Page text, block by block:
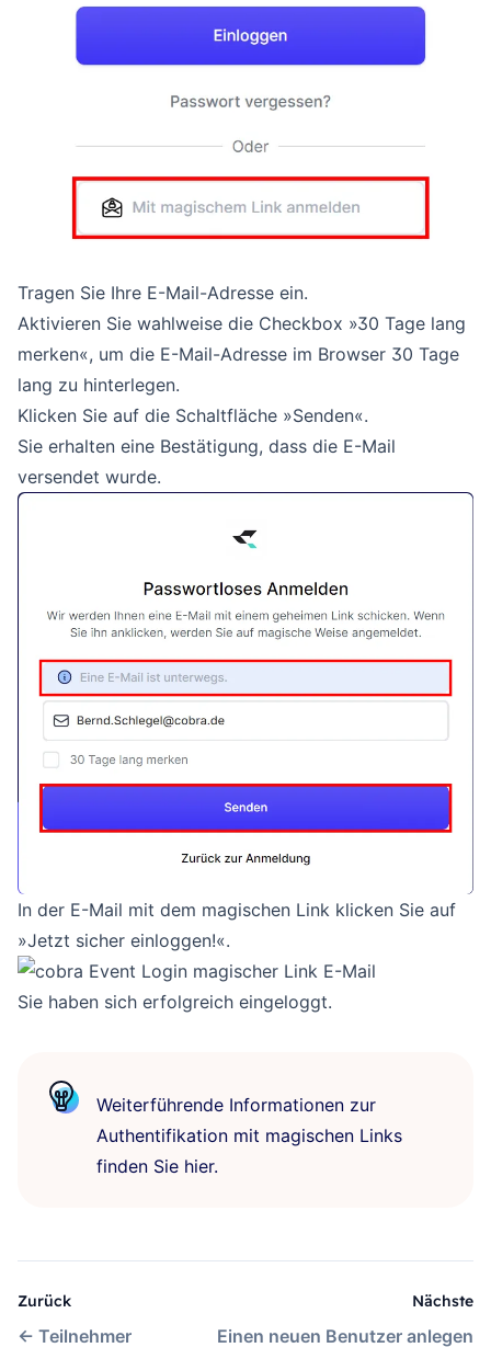
Tragen Sie Ihre E-Mail-Adresse ein.
Aktivieren Sie wahlweise die Checkbox »30 Tage lang
merken«, um die E-Mail-Adresse im Browser 30 Tage
lang zu hinterlegen.
Klicken Sie auf die Schaltfläche »Senden«.
Sie erhalten eine Bestätigung, dass die E-Mail
versendet wurde.
In der E-Mail mit dem magischen Link klicken Sie auf
»Jetzt sicher einloggen!«.
Sie haben sich erfolgreich eingeloggt.
Weiterführende Informationen zur
Authentifikation mit magischen Links
finden Sie hier.
Zurück
← Teilnehmer
Nächste
Einen neuen Benutzer anlegen